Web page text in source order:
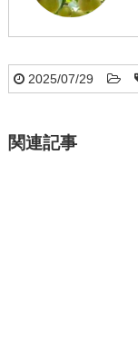
2025/07/29
関連記事